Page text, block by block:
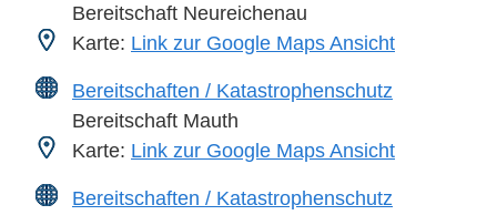
Bereitschaft Neureichenau
Karte: Link zur Google Maps Ansicht
Bereitschaften / Katastrophenschutz
Bereitschaft Mauth
Karte: Link zur Google Maps Ansicht
Bereitschaften / Katastrophenschutz